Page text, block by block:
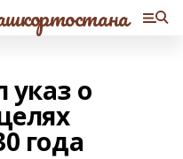
указ о
года